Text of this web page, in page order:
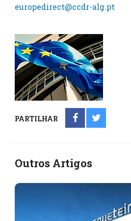
europedirect@ccdr-alg.pt
PARTILHAR
Outros Artigos